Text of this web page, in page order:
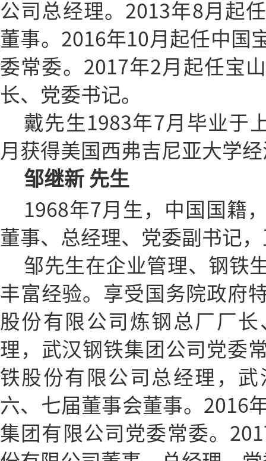
公司总经理。2013年8月起
董事。2016年10月起任中国
委常委。2017年2月起任宝
长、党委书记。
戴先生1983年7月毕业于
月获得美国西弗吉尼亚大学
邹继新 先生
1968年7月生，中国国籍
董事、总经理、党委副书记
邹先生在企业管理、钢铁
丰富经验。享受国务院政府
股份有限公司炼钢总厂厂
理，武汉钢铁集团公司党委
铁股份有限公司总经理，
六、七届董事会董事。2016
集团有限公司党委常委。